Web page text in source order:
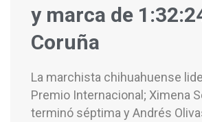
y marca de
Coruña
La marchista chihuahuense
Premio Internacional; Ximena
terminó séptima y Andrés